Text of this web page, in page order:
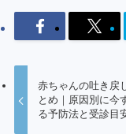
赤ちゃんの吐き戻
とめ｜原因別に今
る予防法と受診目